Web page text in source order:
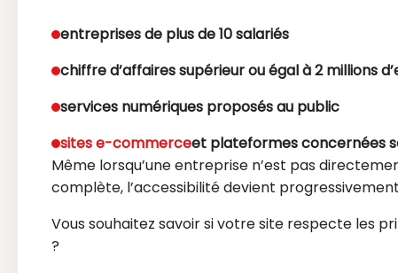
entreprises de plus de 10 salariés
chiffre d’affaires supérieur ou égal à 2 millions
services numériques proposés au public
sites e-commerceet plateformes concernées
Même lorsqu’une entreprise n’est pas
complète, l’accessibilité devient
Vous souhaitez savoir si votre site respecte les
?